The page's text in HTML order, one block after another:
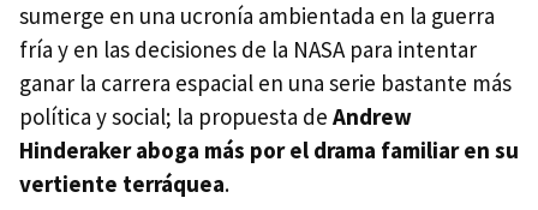
sumerge en una ucronía ambientada en la guerra
fría y en las decisiones de la NASA para intentar
ganar la carrera espacial en una serie bastante más
política y social; la propuesta de Andrew
Hinderaker aboga más por el drama familiar en su
vertiente terráquea.